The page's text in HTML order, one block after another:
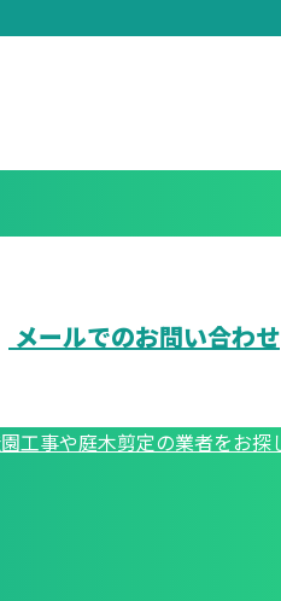
メールでのお問い合わせ